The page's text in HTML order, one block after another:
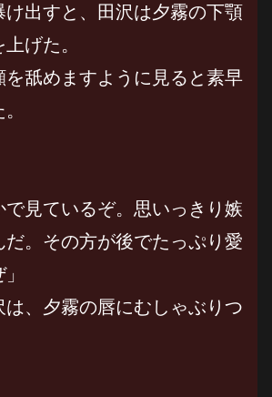
け出すと、田沢は夕霧の下顎
げた。
を舐めますように見ると素早
で見ているぞ。思いっきり嫉
。その方が後でたっぷり愛
は、夕霧の唇にむしゃぶりつ